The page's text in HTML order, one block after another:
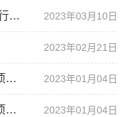
中教国际教育交流中心张靖主任一行来访我校 2023年03月10日
2023年02月21日
《中美人才培养计划》121双学位项目简介 2023年01月04日
《中美人才培养计划》121双学位项目简介 2023年01月04日